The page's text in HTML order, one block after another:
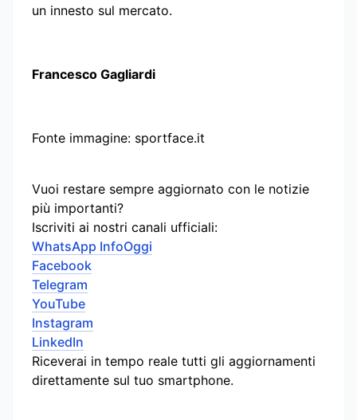
un innesto sul mercato.
Francesco Gagliardi
Fonte immagine: sportface.it
Vuoi restare sempre aggiornato con le notizie
più importanti?
Iscriviti ai nostri canali ufficiali:
WhatsApp InfoOggi
Facebook
Telegram
YouTube
Instagram
LinkedIn
Riceverai in tempo reale tutti gli aggiornamenti
direttamente sul tuo smartphone.